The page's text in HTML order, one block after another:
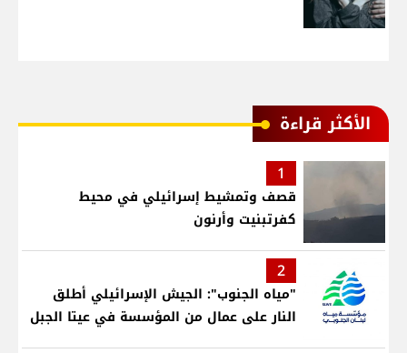
الأكثر قراءة
1
قصف وتمشيط إسرائيلي في محيط
كفرتبنيت وأرنون
2
"مياه الجنوب": الجيش الإسرائيلي أطلق
النار على عمال من المؤسسة في عيتا الجبل